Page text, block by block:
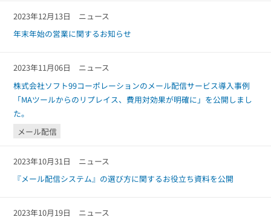
アンケートシステム・フォーム
緊急参集・安否確認
SNSプロモーション支援事業
セキュリティ対策
デジタルマーケティング
2023年12月13日
ニュース
年末年始の営業に関するお知らせ
2023年11月06日
ニュース
株式会社ソフト99コーポレーションのメール配信サービス導入事例
「MAツールからのリプレイス、費用対効果が明確に」を公開しまし
た。
メール配信
2023年10月31日
ニュース
『メール配信システム』の選び方に関するお役立ち資料を公開
2023年10月19日
ニュース